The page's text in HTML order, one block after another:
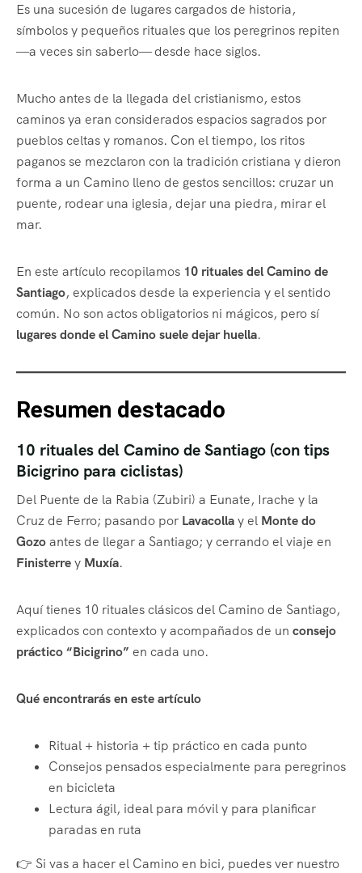
Es una sucesión de lugares cargados de historia,
símbolos y pequeños rituales que los peregrinos repiten
—a veces sin saberlo— desde hace siglos.
Mucho antes de la llegada del cristianismo, estos
caminos ya eran considerados espacios sagrados por
pueblos celtas y romanos. Con el tiempo, los ritos
paganos se mezclaron con la tradición cristiana y dieron
forma a un Camino lleno de gestos sencillos: cruzar un
puente, rodear una iglesia, dejar una piedra, mirar el
mar.
En este artículo recopilamos 10 rituales del Camino de
Santiago, explicados desde la experiencia y el sentido
común. No son actos obligatorios ni mágicos, pero sí
lugares donde el Camino suele dejar huella.
Resumen destacado
10 rituales del Camino de Santiago (con tips
Bicigrino para ciclistas)
Del Puente de la Rabia (Zubiri) a Eunate, Irache y la
Cruz de Ferro; pasando por Lavacollay el Monte do
Gozoantes de llegar a Santiago; y cerrando el viaje en
Finisterrey Muxía.
Aquí tienes 10 rituales clásicos del Camino de Santiago,
explicados con contexto y acompañados de un consejo
práctico “Bicigrino” en cada uno.
Qué encontrarás en este artículo
Ritual + historia + tip práctico en cada punto
Consejos pensados especialmente para peregrinos
en bicicleta
Lectura ágil, ideal para móvil y para planificar
paradas en ruta
👉 Si vas a hacer el Camino en bici, puedes ver nuestro